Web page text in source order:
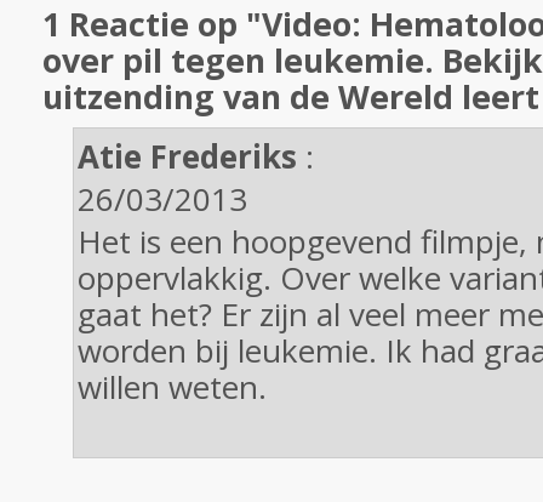
1 Reactie op "Video:
over pil tegen leukemie.
uitzending van de Wereld
Atie Frederiks :
26/03/2013
Het is een hoopgevend filmpje,
oppervlakkig. Over welke
gaat het? Er zijn al veel meer
worden bij leukemie. Ik had
willen weten.